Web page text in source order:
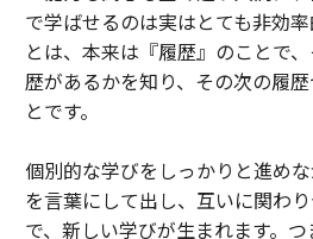
で学ばせるのは実はとても非効
とは、本来は『履歴』のことで
歴があるかを知り、その次の履
とです。
個別的な学びをしっかりと進め
を言葉にして出し、互いに関わ
で、新しい学びが生まれます。